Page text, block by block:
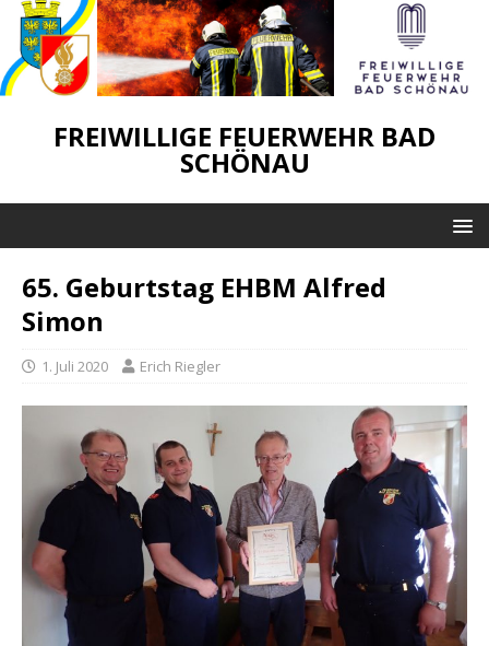
FREIWILLIGE FEUERWEHR BAD
SCHÖNAU
65. Geburtstag EHBM Alfred
Simon
1. Juli 2020 Erich Riegler